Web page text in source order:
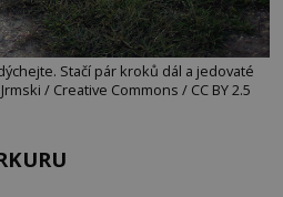
Stačí pár kroků dál a jedovaté
/ Creative Commons / CC BY 2.5